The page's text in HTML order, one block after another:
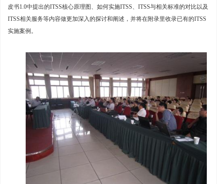
皮书1.0中提出的ITSS核心原理图、如何实施ITSS、ITSS与相关标准的对比以及
ITSS相关服务等内容做更加深入的探讨和阐述，并将在附录里收录已有的ITSS
实施案例。